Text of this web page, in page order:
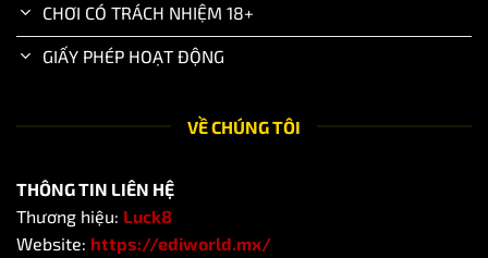
CHƠI CÓ TRÁCH NHIỆM 18+
GIẤY PHÉP HOẠT ĐỘNG
VỀ CHÚNG TÔI
THÔNG TIN LIÊN HỆ
Thương hiệu: Luck8
Website: https://ediworld.mx/